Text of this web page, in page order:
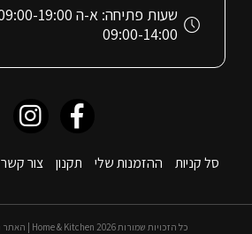
סל קניות ההזמנות שלי תקנון צור קשר
09:00-14:00
כל הזכויות שמורות 2026 Home & Kitchen | האתר נבנה ע״י לובה קוטליק